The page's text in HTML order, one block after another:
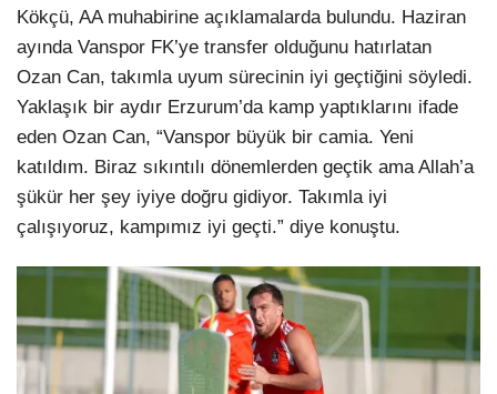
Kökçü, AA muhabirine açıklamalarda bulundu. Haziran
ayında Vanspor FK’ye transfer olduğunu hatırlatan
Ozan Can, takımla uyum sürecinin iyi geçtiğini söyledi.
Yaklaşık bir aydır Erzurum’da kamp yaptıklarını ifade
eden Ozan Can, “Vanspor büyük bir camia. Yeni
katıldım. Biraz sıkıntılı dönemlerden geçtik ama Allah’a
şükür her şey iyiye doğru gidiyor. Takımla iyi
çalışıyoruz, kampımız iyi geçti.” diye konuştu.